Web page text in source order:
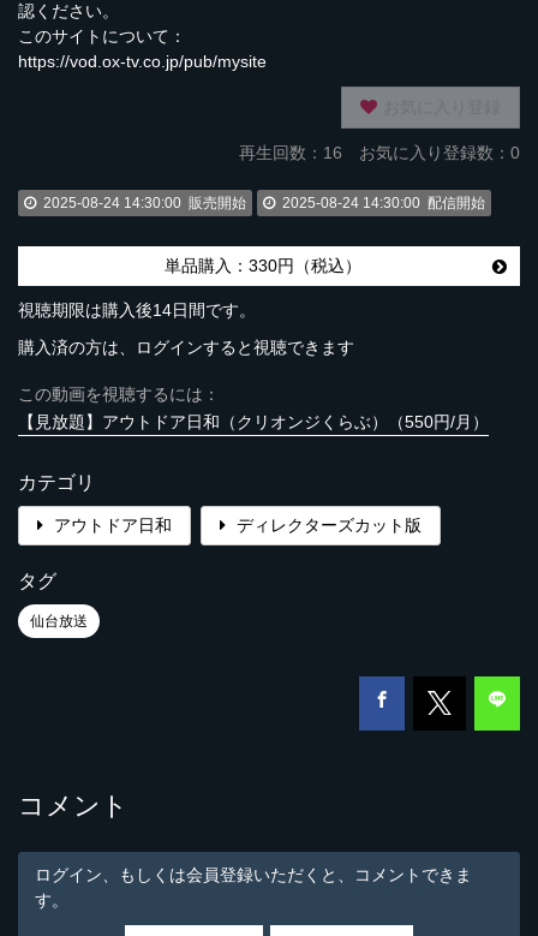
認ください。
このサイトについて：
https://vod.ox-tv.co.jp/pub/mysite
再生回数： 16 お気に入り登録数：0
2025-08-24 14:30:00 販売開始 2025-08-24 14:30:00 配信開始
単品購入：330円（税込）
視聴期限は購入後14日間です。
購入済の方は、ログインすると視聴できます
この動画を視聴するには：
【見放題】アウトドア日和（クリオンジくらぶ）（550円/月）
カテゴリ
アウトドア日和 ディレクターズカット版
タグ
仙台放送
コメント
ログイン、もしくは会員登録いただくと、コメントできま
す。